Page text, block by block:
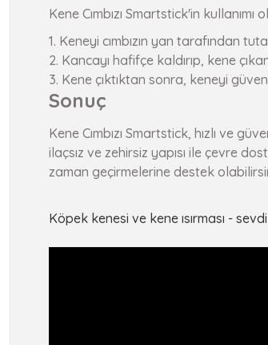
Kene Cımbızı Smartstick'in
Keneyi cımbızın yan tarafından
Kancayı hafifçe kaldırıp, kene
Kene çıktıktan sonra, keneyi
Sonuç
Kene Cımbızı Smartstick, hızlı ve
ilaçsız ve zehirsiz yapısı ile çevre
zaman geçirmelerine destek
Köpek kenesi ve kene ısırması -